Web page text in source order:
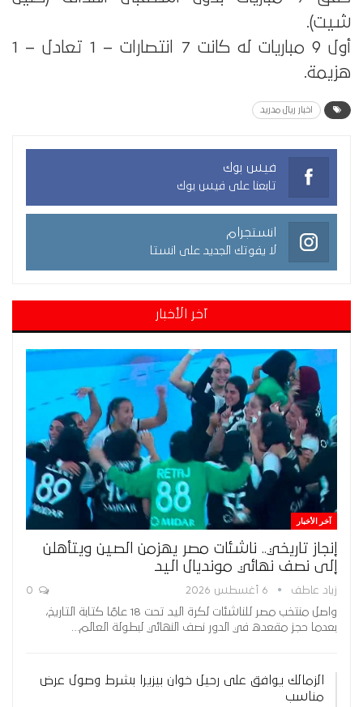
شيت).
أول 9 مباريات له كانت 7 انتصارات – 1 تعادل – 1
هزيمة.
اخبار ريال مدريد
فيس بوك
تابعنا على فيس بوك
انستجرام
لا يفوتك الجديد على انستا
آخر الأخبار
آخر الأخبار
إنجاز تاريخي.. ناشئات مصر يهزمن الصين ويتأهلن
إلى نصف نهائي مونديال اليد
زياد عاطف 6 أغسطس 2026
واصل منتخب مصر للناشئات لكرة اليد تحت 18 عامًا كتابة التاريخ،
بعدما حجز مقعده في الدور نصف النهائي لبطولة العالم…
الزمالك يوافق على رحيل خوان بيزيرا بشرط وصول عرض
مناسب